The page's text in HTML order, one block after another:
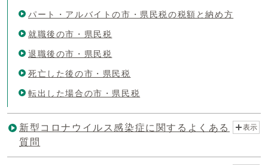
パート・アルバイトの市・県民税の税額と納め方
就職後の市・県民税
退職後の市・県民税
死亡した後の市・県民税
転出した場合の市・県民税
新型コロナウイルス感染症に関するよくある
質問
表示